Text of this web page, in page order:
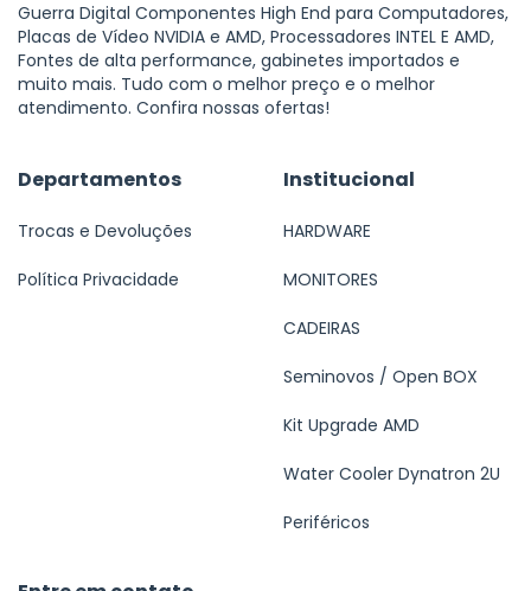
Guerra Digital Componentes High End para Computadores,
Placas de Vídeo NVIDIA e AMD, Processadores INTEL E AMD,
Fontes de alta performance, gabinetes importados e
muito mais. Tudo com o melhor preço e o melhor
atendimento. Confira nossas ofertas!
Departamentos
Trocas e Devoluções
Política Privacidade
Institucional
HARDWARE
MONITORES
CADEIRAS
Seminovos / Open BOX
Kit Upgrade AMD
Water Cooler Dynatron 2U
Periféricos